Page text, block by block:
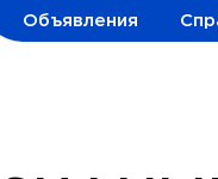
Объявления